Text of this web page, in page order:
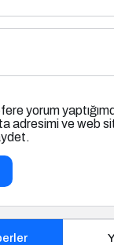
yorum
adresimi ve web